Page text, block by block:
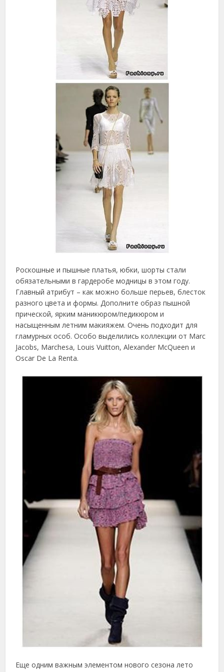
Роскошные и пышные платья, юбки, шорты стали
обязательными в гардеробе модницы в этом году.
Главный атрибут – как можно больше перьев, блесток
разного цвета и формы. Дополните образ пышной
прической, ярким маникюром/педикюром и
насыщенным летним макияжем. Очень подходит для
гламурных особ. Особо выделились коллекции от Marc
Jacobs, Marchesa, Louis Vuitton, Alexander McQueen и
Oscar De La Renta.
Еще одним важным элементом нового сезона лето